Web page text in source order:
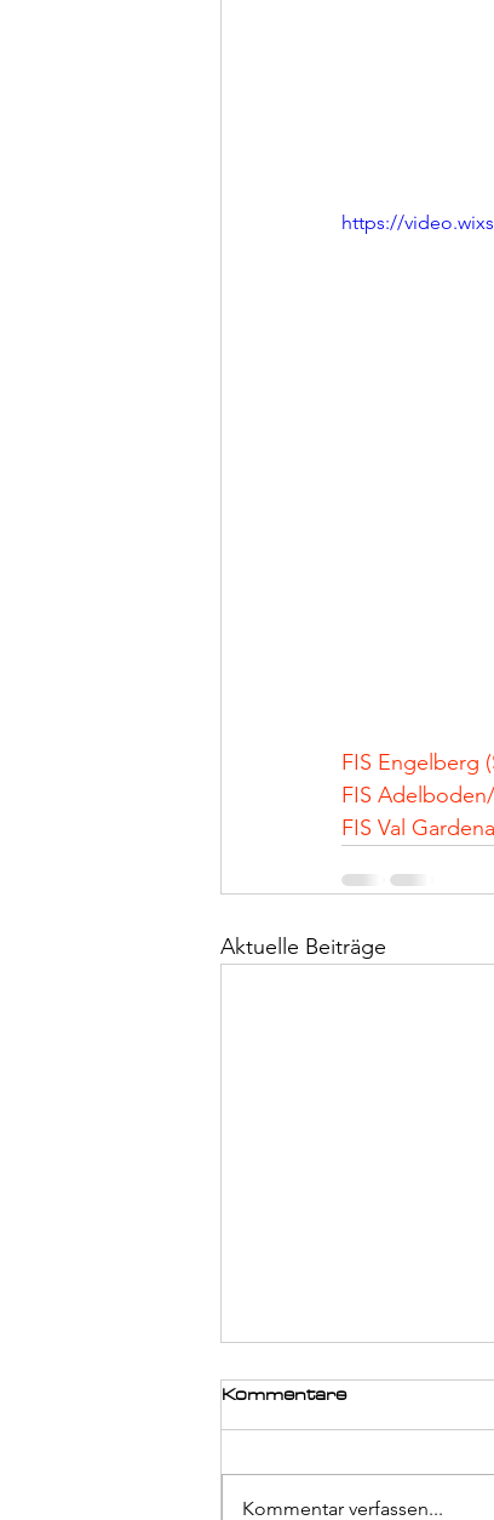
https://
FIS Engelberg
FIS
FIS Val
Aktuelle Beiträge
Kommentare
Kommentar verfassen...